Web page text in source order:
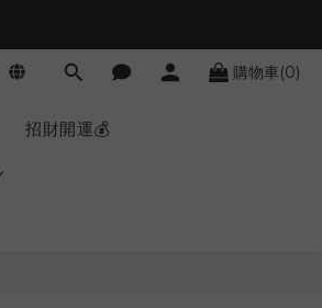
購物車(0)
招財開運💰